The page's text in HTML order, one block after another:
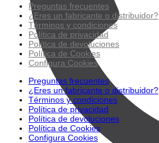
Preguntas frecuentes
¿Eres un fabricante o distribuidor?
Términos y condiciones
Política de privacidad
Política de devoluciones
Política de Cookies
Configura Cookies
Preguntas frecuentes
¿Eres un fabricante o distribuidor?
Términos y condiciones
Política de privacidad
Política de devoluciones
Política de Cookies
Configura Cookies